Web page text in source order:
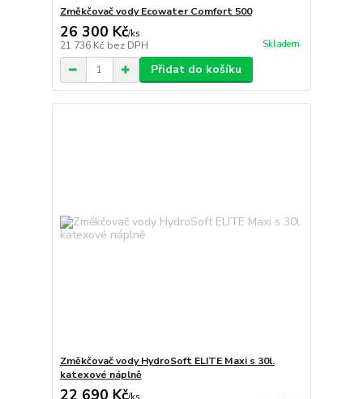
Změkčovač vody Ecowater Comfort 500
26 300 Kč/ks
21 736 Kč bez DPH Skladem
Přidat do košíku
Změkčovač vody HydroSoft ELITE Maxi s 30l.
katexové náplně
22 690 Kč